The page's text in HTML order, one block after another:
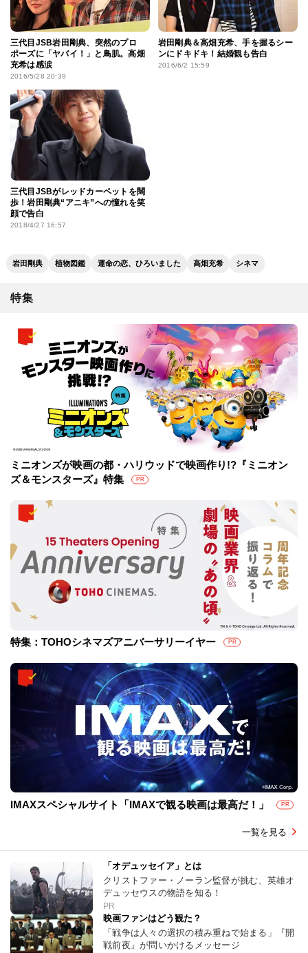
三代目JSB岩田剛典、突然のプロ
ポーズに「ヤバイ！」と鳥肌。高畑
充希は感涙
2016/5/28 20:39
岩田剛典＆高畑充希、手を握るシー
ンにドキドキ！結婚観も告白
2016/6/2 15:59
三代目JSBがレッドカーペットを闊
歩！岩田剛典“アニキ”への憧れを笑
顔で告白
2018/4/27 16:57
岩田剛典 植物図鑑 運命の恋、ひろいました 高畑充希 シネマ
特集
ミニオンズが映画の都・ハリウッドで映画作り!?『ミニオン
ズ＆モンスターズ』特集
PR
特集：TOHOシネマズアニバーサリーイヤー PR
IMAXスペシャルサイト「IMAXで観る映画は最高だ！」 PR
一覧を見る
「オデュッセイア」とは
クリストファー・ノーラン監督が挑む、英雄オ
デュッセウスの物語を知る！
PR
映画ファンはどう観た？
「戦争は人々の選択の積み重ねで始まる」『開
戦前夜』が問いかけるメッセージ